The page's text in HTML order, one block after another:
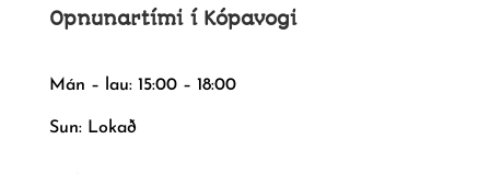
Opnunartími í Kópavogi
Mán – lau: 15:00 – 18:00
Sun: Lokað